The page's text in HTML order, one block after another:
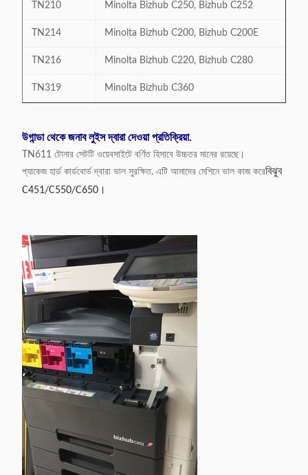
TN210 Minolta Bizhub C250, Bizhub C252
TN214 Minolta Bizhub C200, Bizhub C200E
TN216 Minolta Bizhub C220, Bizhub C280
TN319 Minolta Bizhub C360
উগান্ডা থেকে জনাব লুইস দ্বারা দেওয়া প্রতিক্রিয়া.
TN611 টোনার সেটটি ওয়েবসাইটে বর্ণিত হিসাবে উচ্চতর মানের রয়েছে।
প্যাকেজ হার্ড কার্ডবোর্ড দ্বারা ভাল সুরক্ষিত. এটি আমাদের মেশিনে ভাল কাজ করেবিঝুব
C451/C550/C650।